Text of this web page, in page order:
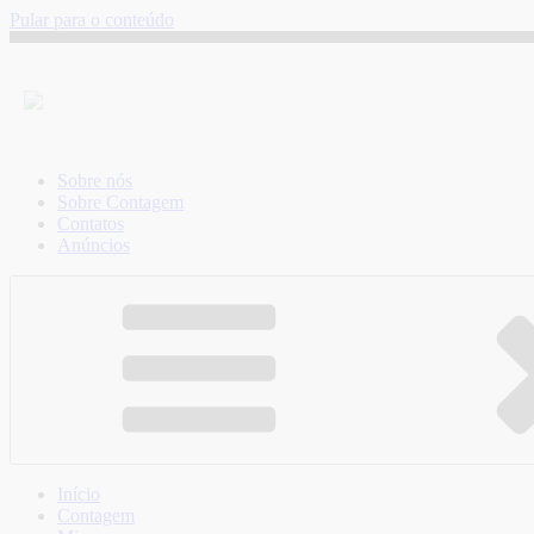
Pular para o conteúdo
Sobre nós
Sobre Contagem
Contatos
Anúncios
Início
Contagem